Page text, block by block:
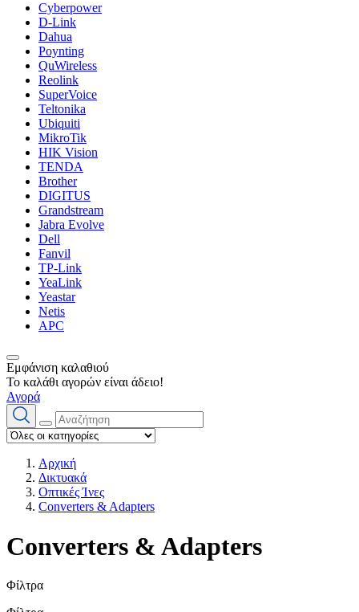
Cyberpower
D-Link
Dahua
Poynting
QuWireless
Reolink
SuperVoice
Teltonika
Ubiquiti
MikroTik
HIK Vision
TENDA
Brother
DIGITUS
Grandstream
Jabra Evolve
Dell
Fanvil
TP-Link
YeaLink
Yeastar
Netis
APC
Εμφάνιση καλαθιού
Το καλάθι αγορών είναι άδειο!
Αγορά
Αρχική
Δικτυακά
Οπτικές Ίνες
Converters & Adapters
Converters & Adapters
Φίλτρα